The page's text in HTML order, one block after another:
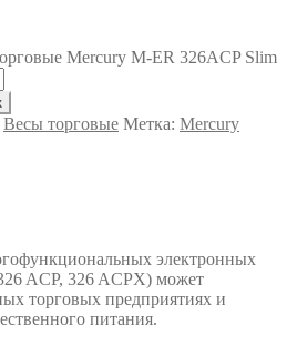
Mercury M-ER 326ACP Slim
Весы торговые Метка: Mercury
электронных
ACP, 326 ACPX) может
торговых предприятиях и
питания.